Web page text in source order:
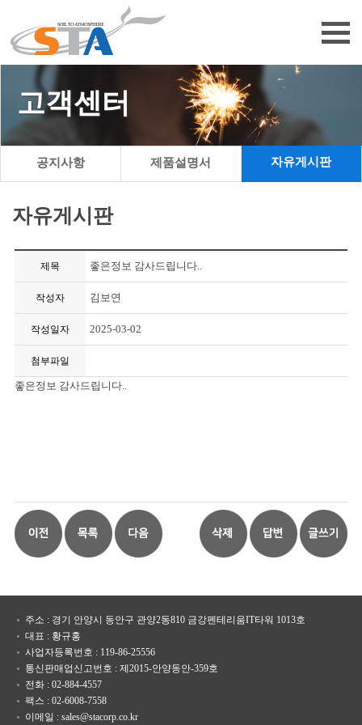
고객센터
공지사항 제품설명서 자유게시판
자유게시판
제목 좋은정보 감사드립니다..
작성자 김보연
작성일자 2025-03-02
첨부파일
좋은정보 감사드립니다..
주소 : 경기 안양시 동안구 관양2동810 금강펜테리움IT타워 1013호
대표 : 황규홍
사업자등록번호 : 119-86-25556
통신판매업신고번호 : 제2015-안양동안-359호
전화 : 02-884-4557
팩스 : 02-6008-7558
이메일 : sales@stacorp.co.kr